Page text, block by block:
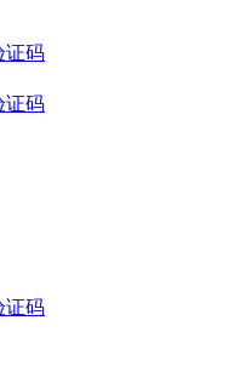
证码
证码
证码